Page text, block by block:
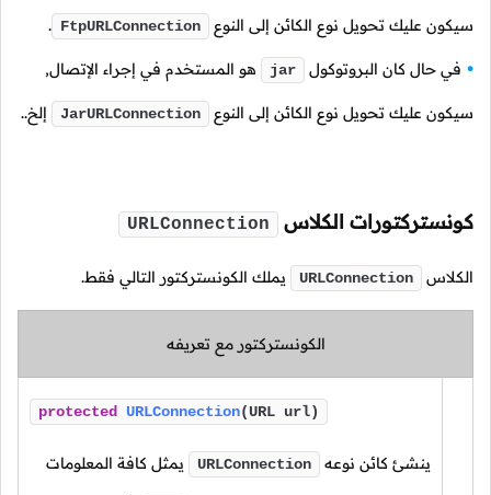
سيكون عليك تحويل نوع الكائن إلى النوع FtpURLConnection
.
في حال كان البروتوكول jar هو المستخدم في إجراء الإتصال,
سيكون عليك تحويل نوع الكائن إلى النوع JarURLConnection إلخ..
كونستركتورات الكلاس URLConnection
الكلاس URLConnection يملك الكونستركتور التالي فقط.
الكونستركتور مع تعريفه
protected URLConnection(URL url)
ينشئ كائن نوعه URLConnection يمثل كافة المعلومات